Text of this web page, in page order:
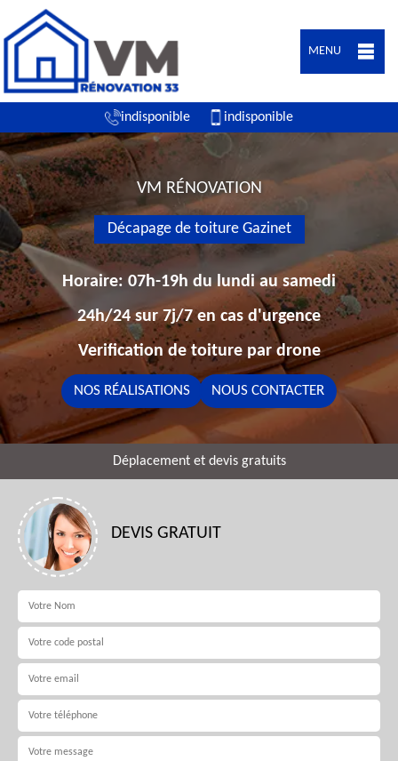
MENU
indisponible indisponible
VM RÉNOVATION
Décapage de toiture Gazinet
Horaire: 07h-19h du lundi au samedi
24h/24 sur 7j/7 en cas d'urgence
Verification de toiture par drone
NOS RÉALISATIONS NOUS CONTACTER
Déplacement et devis gratuits
DEVIS GRATUIT